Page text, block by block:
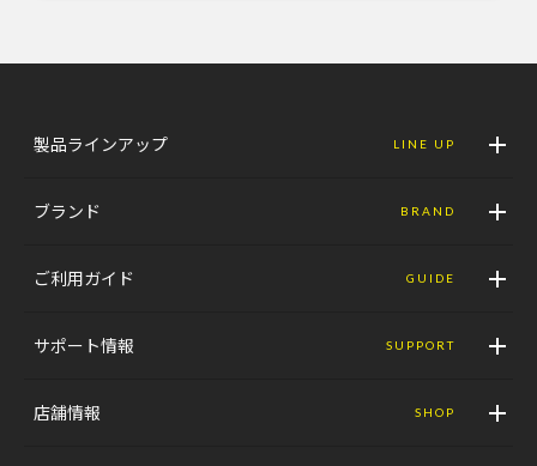
製品ラインアップ LINE UP
ブランド BRAND
ご利用ガイド GUIDE
サポート情報 SUPPORT
店舗情報 SHOP